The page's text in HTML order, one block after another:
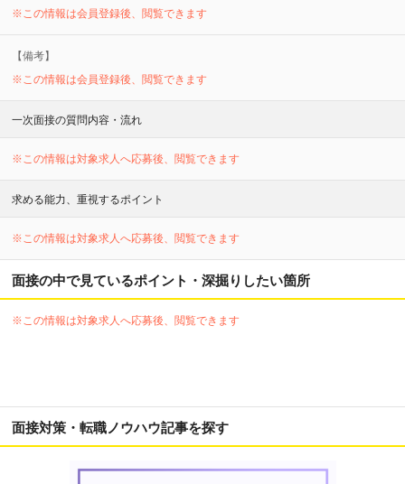
※この情報は会員登録後、閲覧できます
【備考】
※この情報は会員登録後、閲覧できます
一次面接の質問内容・流れ
※この情報は対象求人へ応募後、閲覧できます
求める能力、重視するポイント
※この情報は対象求人へ応募後、閲覧できます
面接の中で見ているポイント・深掘りしたい箇所
※この情報は対象求人へ応募後、閲覧できます
面接対策・転職ノウハウ記事を探す